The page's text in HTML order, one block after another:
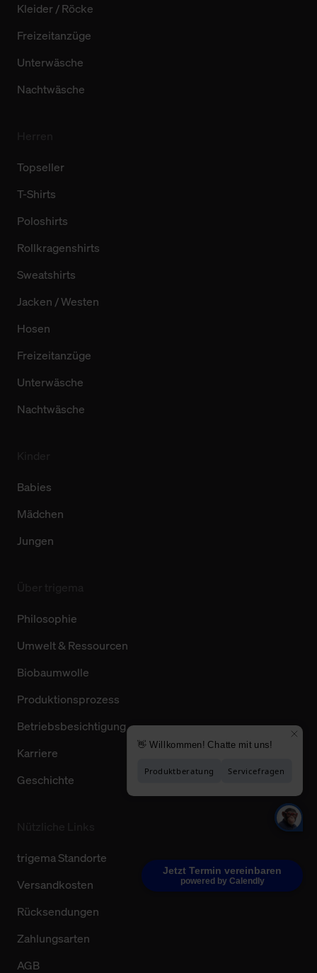
Jetzt Termin vereinbaren
powered by Calendly
Kleider / Röcke
Freizeitanzüge
Unterwäsche
Nachtwäsche
Topseller
T-Shirts
Poloshirts
Rollkragenshirts
Sweatshirts
Jacken / Westen
Hosen
Freizeitanzüge
Unterwäsche
Nachtwäsche
Babies
Mädchen
Jungen
Philosophie
Umwelt & Ressourcen
Biobaumwolle
Produktionsprozess
Betriebsbesichtigung
Karriere
Geschichte
trigema Standorte
Versandkosten
Rücksendungen
Zahlungsarten
AGB